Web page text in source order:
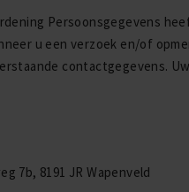
Persoonsgegevens
u een verzoek en/of
contactgegevens.
8191 JR Wapenveld